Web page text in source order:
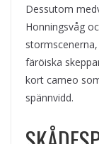
Dessutom
Honningsvåg
färöiska
kort cameo
spännvidd.